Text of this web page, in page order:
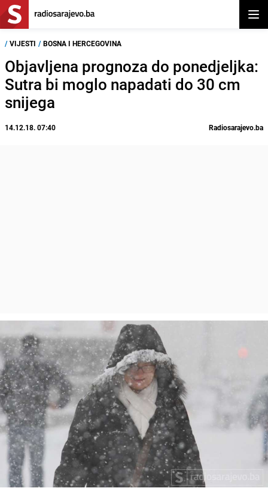
/ VIJESTI / BOSNA I HERCEGOVINA
Objavljena prognoza do ponedjeljka:
Sutra bi moglo napadati do 30 cm
snijega
14.12.18. 07:40 Radiosarajevo.ba